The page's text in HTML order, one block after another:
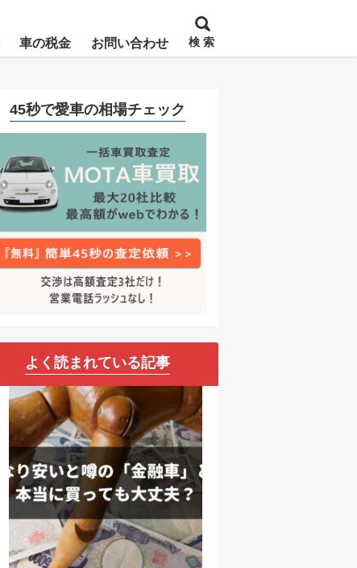
車の税金 お問い合わせ 検 索
45秒で愛車の相場チェック
よく読まれている記事